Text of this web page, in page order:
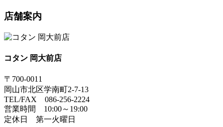
店舗案内
コタン 岡大前店
〒700-0011
岡山市北区学南町2-7-13
TEL/FAX 086-256-2224
営業時間 10:00～19:00
定休日 第一火曜日